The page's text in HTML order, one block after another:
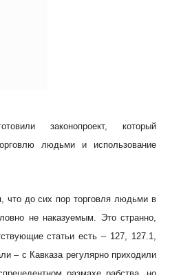
законопроект, который
людьми и использование
что до сих пор торговля людьми в
не наказуемым. Это странно,
статьи есть – 127, 127.1,
– с Кавказа регулярно приходили